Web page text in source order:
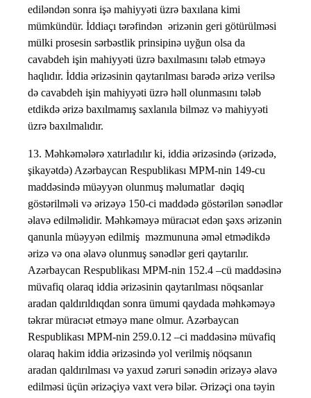
ediləndən sonra işə mahiyyəti üzrə baxılana kimi
mümkündür. İddiaçı tərəfindən ərizənin geri götürülməsi
mülki prosesin sərbəstlik prinsipinə uyğun olsa da
cavabdeh işin mahiyyəti üzrə baxılmasını tələb etməyə
haqlıdır. İddia ərizəsinin qaytarılması barədə ərizə verilsə
də cavabdeh işin mahiyyəti üzrə həll olunmasını tələb
etdikdə ərizə baxılmamış saxlanıla bilməz və mahiyyəti
üzrə baxılmalıdır.
13. Məhkəmələrə xatırladılır ki, iddia ərizəsində (ərizədə,
şikayətdə) Azərbaycan Respublikası MPM-nin 149-cu
maddəsində müəyyən olunmuş məlumatlar dəqiq
göstərilməli və ərizəyə 150-ci maddədə göstərilən sənədlər
əlavə edilməlidir. Məhkəməyə müracıət edən şəxs ərizənin
qanunla müəyyən edilmiş məzmununa əməl etmədikdə
ərizə və ona əlavə olunmuş sənədlər geri qaytarılır.
Azərbaycan Respublikası MPM-nin 152.4 –cü maddəsinə
müvafiq olaraq iddia ərizəsinin qaytarılması nöqsanlar
aradan qaldırıldıqdan sonra ümumi qaydada məhkəməyə
təkrar müracıət etməyə mane olmur. Azərbaycan
Respublikası MPM-nin 259.0.12 –ci maddəsinə müvafiq
olaraq hakim iddia ərizəsində yol verilmiş nöqsanın
aradan qaldırılması və yaxud zəruri sənədin ərizəyə əlavə
edilməsi üçün ərizəçiyə vaxt verə bilər. Ərizəçi ona təyin